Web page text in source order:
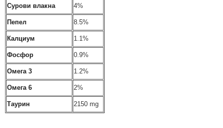
Сурови влакна 4%
Пепел 8.5%
Калциум 1.1%
Фосфор 0.9%
Омега 3 1.2%
Омега 6 2%
Таурин 2150 mg